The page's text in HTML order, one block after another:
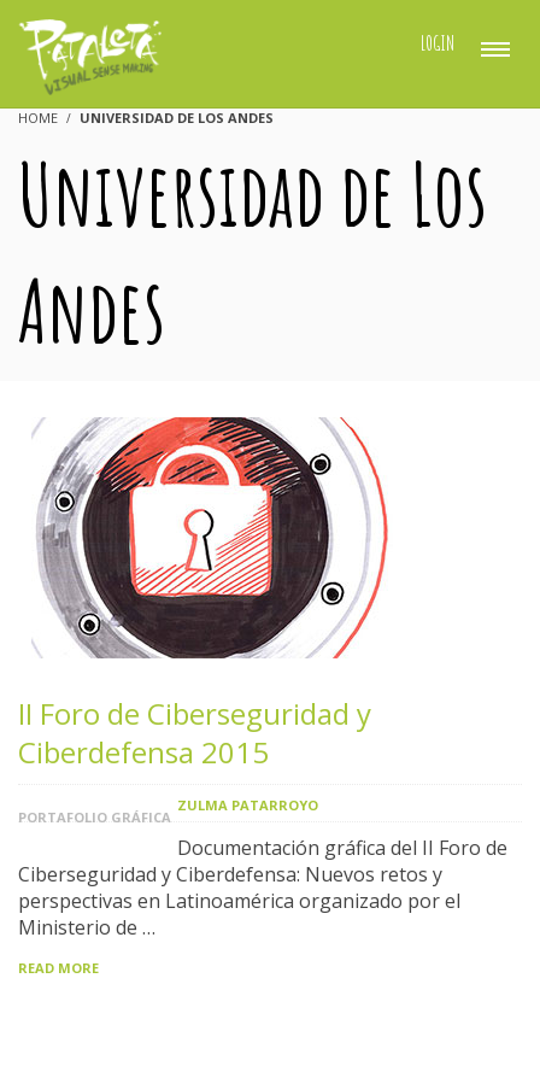
LOGIN
HOME UNIVERSIDAD DE LOS ANDES
Universidad de Los
Andes
II Foro de Ciberseguridad y
Ciberdefensa 2015
PORTAFOLIO GRÁFICA
ZULMA PATARROYO
Documentación gráfica del II Foro de
Ciberseguridad y Ciberdefensa: Nuevos retos y
perspectivas en Latinoamérica organizado por el
Ministerio de …
READ MORE